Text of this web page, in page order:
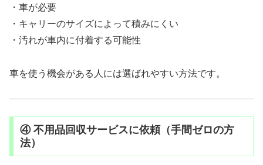
・車が必要
・キャリーのサイズによって積みにくい
・汚れが車内に付着する可能性
車を使う機会がある人には選ばれやすい方法です。
④ 不用品回収サービスに依頼（手間ゼロの方
法）